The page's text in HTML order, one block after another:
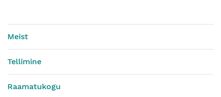
Meist
Tellimine
Raamatukogu